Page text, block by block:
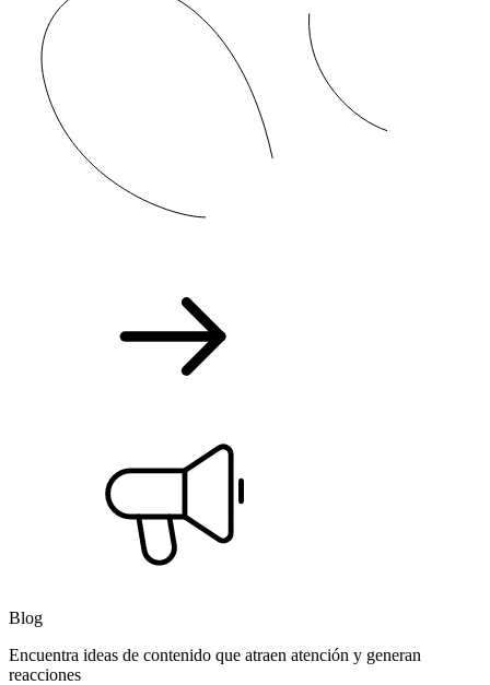
Blog
Encuentra ideas de contenido que atraen atención y generan
reacciones